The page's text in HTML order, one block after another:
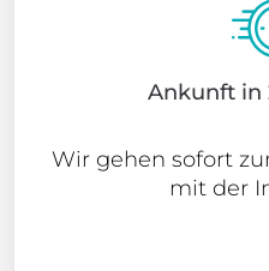
Ankunft in
Wir gehen sofort
mit der